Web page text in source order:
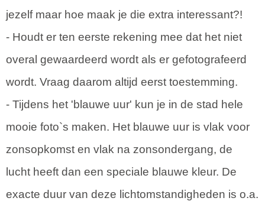
jezelf maar hoe maak je die extra interessant?!
- Houdt er ten eerste rekening mee dat het niet
overal gewaardeerd wordt als er gefotografeerd
wordt. Vraag daarom altijd eerst toestemming.
- Tijdens het 'blauwe uur' kun je in de stad hele
mooie foto`s maken. Het blauwe uur is vlak voor
zonsopkomst en vlak na zonsondergang, de
lucht heeft dan een speciale blauwe kleur. De
exacte duur van deze lichtomstandigheden is o.a.